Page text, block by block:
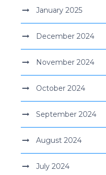
January 2025
December 2024
November 2024
October 2024
September 2024
August 2024
July 2024